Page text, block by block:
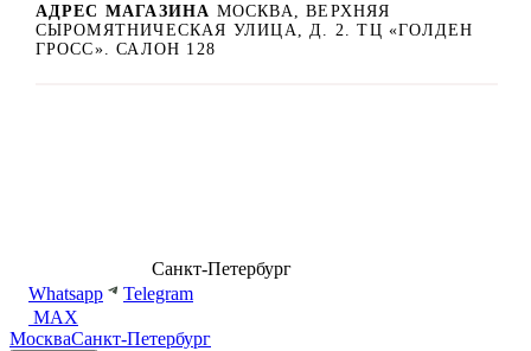
АДРЕС МАГАЗИНА МОСКВА, ВЕРХНЯЯ
СЫРОМЯТНИЧЕСКАЯ УЛИЦА, Д. 2. ТЦ «ГОЛДЕН
ГРОСС». САЛОН 128
Санкт-Петербург
Whatsapp
Telegram
MAX
МоскваСанкт-Петербург